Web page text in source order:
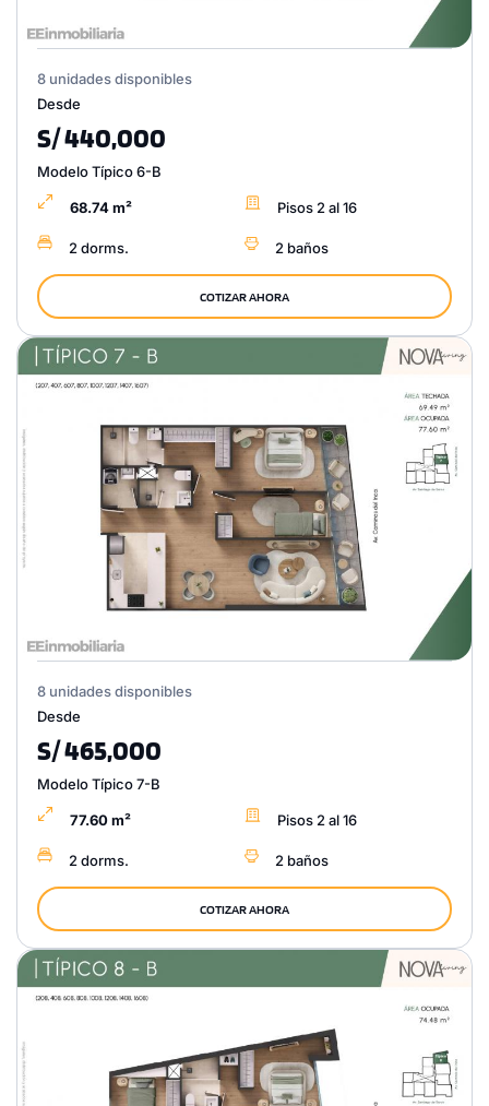
8 unidades disponibles
Desde
S/ 440,000
Modelo Típico 6-B
68.74 m² Pisos 2 al 16
2 dorms. 2 baños
COTIZAR AHORA
8 unidades disponibles
Desde
S/ 465,000
Modelo Típico 7-B
77.60 m² Pisos 2 al 16
2 dorms. 2 baños
COTIZAR AHORA